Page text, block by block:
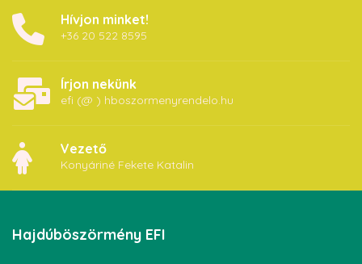
Hívjon minket!
+36 20 522 8595
Írjon nekünk
efi (@ ) hboszormenyrendelo.hu
Vezető
Konyáriné Fekete Katalin
Hajdúböszörmény EFI